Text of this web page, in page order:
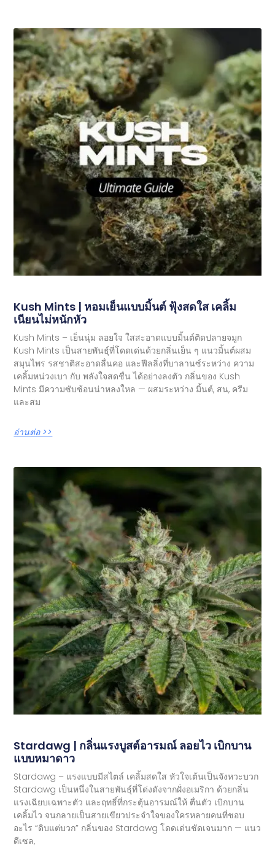
Kush Mints | หอมเย็นแบบมิ้นต์ ฟุ้งสดใส เคลิ้ม
เนียนไม่หนักหัว
Kush Mints – เย็นนุ่ม ลอยใจ ใสสะอาดแบบมิ้นต์ติดปลายจมูก
Kush Mints เป็นสายพันธุ์ที่โดดเด่นด้วยกลิ่นเย็น ๆ แนวมิ้นต์ผสม
สมุนไพร รสชาติสะอาดลื่นคอ และฟีลลิ่งที่บาลานซ์ระหว่าง ความ
เคลิ้มหน่วงเบา กับ พลังใจสดชื่น ได้อย่างลงตัว กลิ่นของ Kush
Mints มีความซับซ้อนน่าหลงใหล — ผสมระหว่าง มิ้นต์, สน, ครีม
และสม
อ่านต่อ >>
Stardawg | กลิ่นแรงบูสต์อารมณ์ ลอยไว เบิกบาน
แบบหมาดาว
Stardawg – แรงแบบมีสไตล์ เคลิ้มสดใส หัวใจเต้นเป็นจังหวะบวก
Stardawg เป็นหนึ่งในสายพันธุ์ที่โด่งดังจากฝั่งอเมริกา ด้วยกลิ่น
แรงเฉียบเฉพาะตัว และฤทธิ์ที่กระตุ้นอารมณ์ให้ ตื่นตัว เบิกบาน
เคลิ้มไว จนกลายเป็นสายเขียวประจำใจของใครหลายคนที่ชอบ
อะไร “ดิบแต่บวก” กลิ่นของ Stardawg โดดเด่นชัดเจนมาก — แนว
ดีเซล,